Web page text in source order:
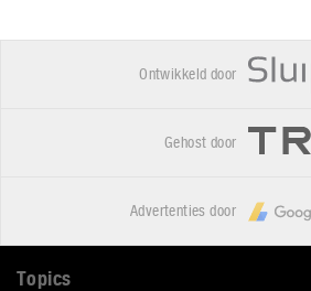
Ontwikkeld door
Gehost door
Advertenties door
Topics